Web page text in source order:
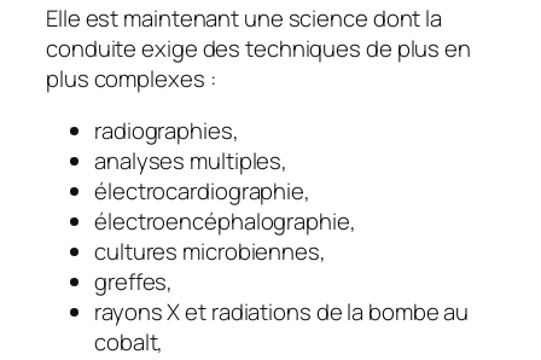
Elle est maintenant une science dont la
conduite exige des techniques de plus en
plus complexes :
radiographies,
analyses multiples,
électrocardiographie,
électroencéphalographie,
cultures microbiennes,
greffes,
rayons X et radiations de la bombe au
cobalt,